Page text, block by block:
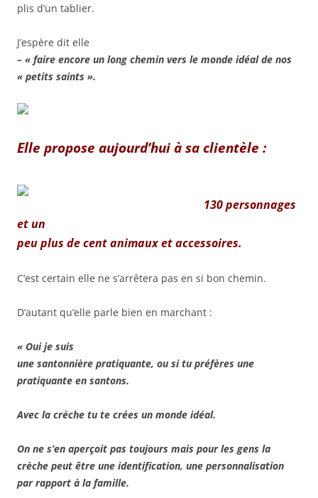
plis d’un tablier.
J’espère dit elle
– « faire encore un long chemin vers le monde idéal de nos
« petits saints ».
Elle propose aujourd’hui à sa clientèle :
130 personnages
et un
peu plus de cent animaux et accessoires.
C’est certain elle ne s’arrêtera pas en si bon chemin.
D’autant qu’elle parle bien en marchant :
« Oui je suis
une santonnière pratiquante, ou si tu préfères une
pratiquante en santons.
Avec la crèche tu te crées un monde idéal.
On ne s’en aperçoit pas toujours mais pour les gens la
crèche peut être une identification, une personnalisation
par rapport à la famille.